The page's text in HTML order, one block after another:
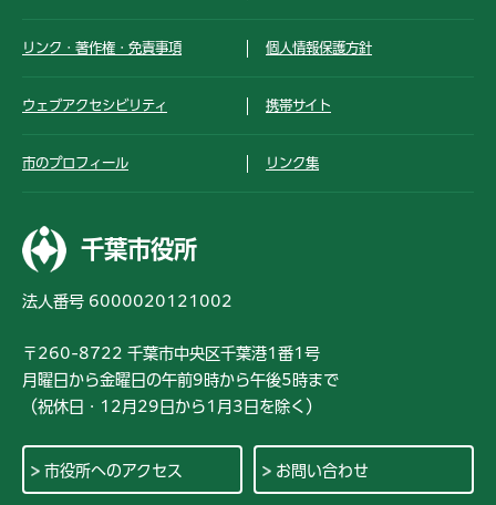
リンク・著作権・免責事項 個人情報保護方針
ウェブアクセシビリティ 携帯サイト
市のプロフィール リンク集
千葉市役所
法人番号 6000020121002
〒260-8722 千葉市中央区千葉港1番1号
月曜日から金曜日の午前9時から午後5時まで
（祝休日・12月29日から1月3日を除く）
市役所へのアクセス お問い合わせ